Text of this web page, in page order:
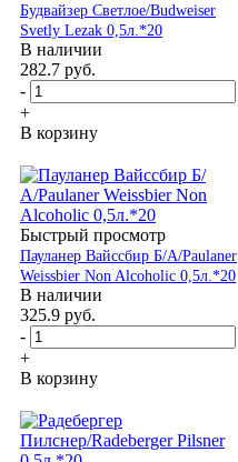
Будвайзер Светлое/Budweiser
Svetly Lezak 0,5л.*20
В наличии
282.7 руб.
-
+
В корзину
Быстрый просмотр
Пауланер Вайссбир Б/А/Paulaner
Weissbier Non Alcoholic 0,5л.*20
В наличии
325.9 руб.
-
+
В корзину